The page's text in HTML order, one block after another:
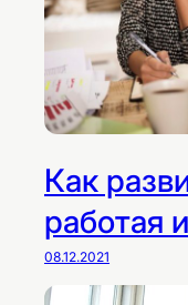
д
и
н
о
й
Как
работая
08.12.2021